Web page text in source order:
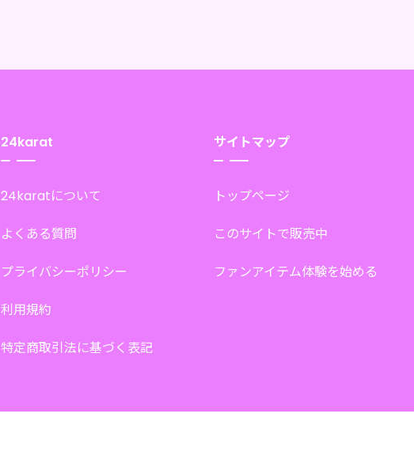
24karat
24karatについて
よくある質問
プライバシーポリシー
利用規約
特定商取引法に基づく表記
サイトマップ
トップページ
このサイトで販売中
ファンアイテム体験を始める